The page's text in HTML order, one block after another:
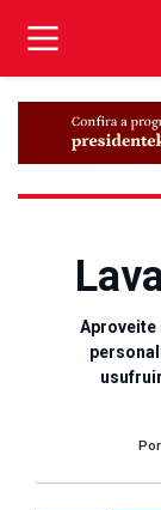
Aproveite